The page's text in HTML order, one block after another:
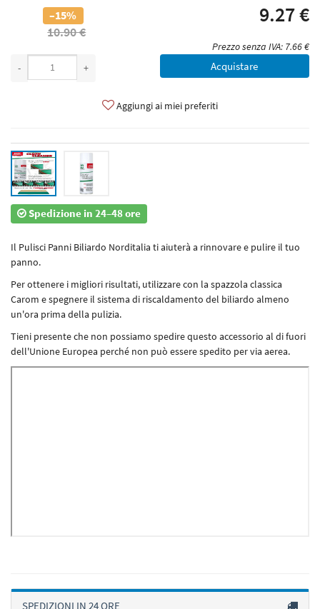
–15%
10.90 €
9.27 €
Prezzo senza IVA: 7.66 €
-
+ Acquistare
Aggiungi ai miei preferiti
Spedizione in 24–48 ore
Il Pulisci Panni Biliardo Norditalia ti aiuterà a rinnovare e pulire il tuo
panno.
Per ottenere i migliori risultati, utilizzare con la spazzola classica
Carom e spegnere il sistema di riscaldamento del biliardo almeno
un'ora prima della pulizia.
Tieni presente che non possiamo spedire questo accessorio al di fuori
dell'Unione Europea perché non può essere spedito per via aerea.
SPEDIZIONI IN 24 ORE